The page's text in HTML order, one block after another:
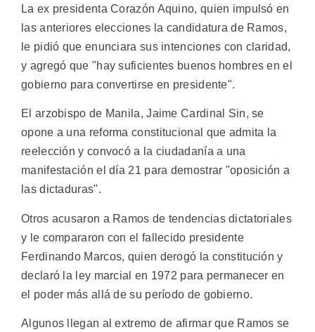
La ex presidenta Corazón Aquino, quien impulsó en
las anteriores elecciones la candidatura de Ramos,
le pidió que enunciara sus intenciones con claridad,
y agregó que "hay suficientes buenos hombres en el
gobierno para convertirse en presidente".
El arzobispo de Manila, Jaime Cardinal Sin, se
opone a una reforma constitucional que admita la
reelección y convocó a la ciudadanía a una
manifestación el día 21 para demostrar "oposición a
las dictaduras".
Otros acusaron a Ramos de tendencias dictatoriales
y le compararon con el fallecido presidente
Ferdinando Marcos, quien derogó la constitución y
declaró la ley marcial en 1972 para permanecer en
el poder más allá de su período de gobierno.
Algunos llegan al extremo de afirmar que Ramos se